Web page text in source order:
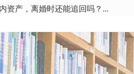
资产，离婚时还能追回吗？...